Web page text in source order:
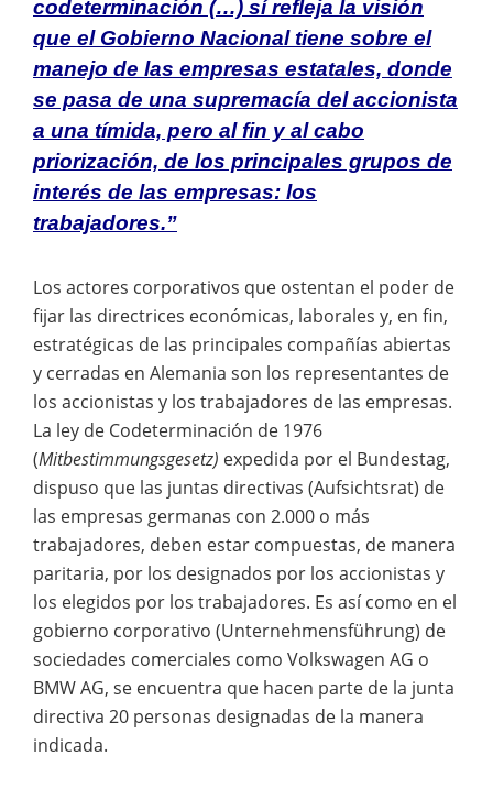
codeterminación (…) sí refleja la visión
que el Gobierno Nacional tiene sobre el
manejo de las empresas estatales, donde
se pasa de una supremacía del accionista
a una tímida, pero al fin y al cabo
priorización, de los principales grupos de
interés de las empresas: los
trabajadores.”
Los actores corporativos que ostentan el poder de
fijar las directrices económicas, laborales y, en fin,
estratégicas de las principales compañías abiertas
y cerradas en Alemania son los representantes de
los accionistas y los trabajadores de las empresas.
La ley de Codeterminación de 1976
(Mitbestimmungsgesetz) expedida por el Bundestag,
dispuso que las juntas directivas (Aufsichtsrat) de
las empresas germanas con 2.000 o más
trabajadores, deben estar compuestas, de manera
paritaria, por los designados por los accionistas y
los elegidos por los trabajadores. Es así como en el
gobierno corporativo (Unternehmensführung) de
sociedades comerciales como Volkswagen AG o
BMW AG, se encuentra que hacen parte de la junta
directiva 20 personas designadas de la manera
indicada.